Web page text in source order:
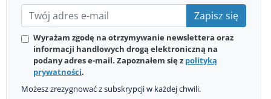
Zapisz się
Wyrażam zgodę na otrzymywanie newslettera oraz
informacji handlowych drogą elektroniczną na
podany adres e-mail. Zapoznałem się z polityką
prywatności.
Możesz zrezygnować z subskrypcji w każdej chwili.